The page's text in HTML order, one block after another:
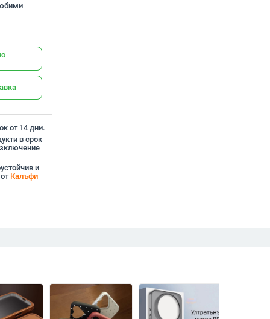
от 14 дни.
в срок
и
Калъфи